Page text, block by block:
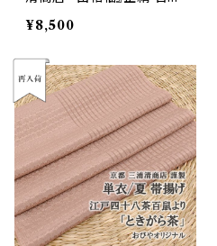
製(商品番号:16602)
¥8,500